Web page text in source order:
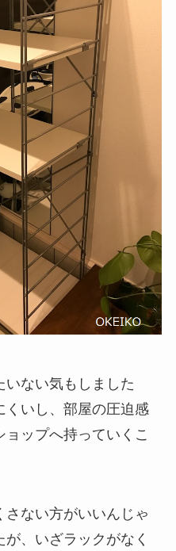
ない気もしました
くいし、部屋の圧迫感
ップへ持っていくこ
ない方がいいんじゃ
、いざラックがなく